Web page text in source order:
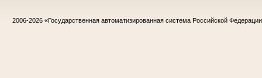
2006-2026 «Государственная автоматизированная система Российской